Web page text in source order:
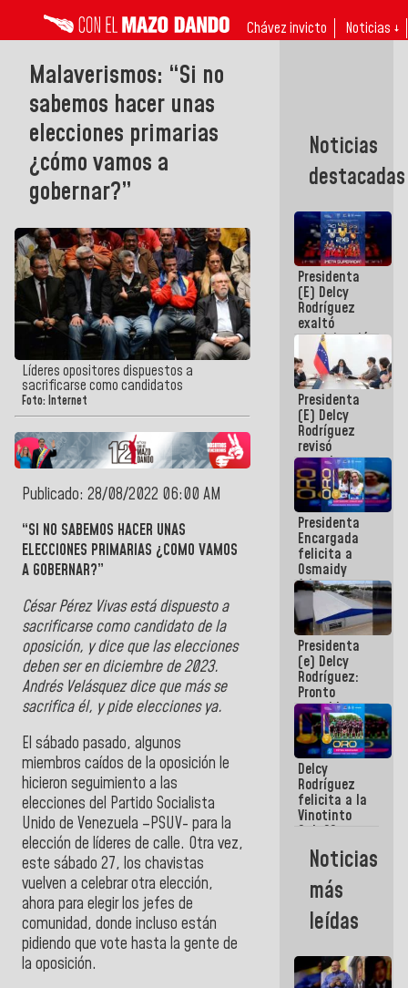
Chávez invicto Noticias ↓
Malaverismos: “Si no
sabemos hacer unas
elecciones primarias
¿cómo vamos a
gobernar?”
Líderes opositores dispuestos a
sacrificarse como candidatos
Foto: Internet
Publicado: 28/08/2022 06:00 AM
“SI NO SABEMOS HACER UNAS
ELECCIONES PRIMARIAS ¿COMO VAMOS
A GOBERNAR?”
César Pérez Vivas está dispuesto a
sacrificarse como candidato de la
oposición, y dice que las elecciones
deben ser en diciembre de 2023.
Andrés Velásquez dice que más se
sacrifica él, y pide elecciones ya.
El sábado pasado, algunos
miembros caídos de la oposición le
hicieron seguimiento a las
elecciones del Partido Socialista
Unido de Venezuela –PSUV- para la
elección de líderes de calle. Otra vez,
este sábado 27, los chavistas
vuelven a celebrar otra elección,
ahora para elegir los jefes de
comunidad, donde incluso están
pidiendo que vote hasta la gente de
la oposición.
Noticias
destacadas
Presidenta
(E) Delcy
Rodríguez
exaltó
participación
de
Venezuela
en Juegos
Centroamericanos
y del Caribe
2026
Presidenta
(E) Delcy
Rodríguez
revisó
agenda
económica y
ejecución de
fondos de
emergencia
post-sismos
Presidenta
Encargada
felicita a
Osmaidy
Arias y
Giraly
Marcano por
hacer
historia en
los
Centroamericanos
Presidenta
(e) Delcy
Rodríguez:
Pronto
restableceremos
las
operaciones
en el
Aeropuerto
Internacional
de
Maiquetía
Delcy
Rodríguez
felicita a la
Vinotinto
Sub 20
campeona
frente
México Sub
23 en los
Centroamericanos
Noticias
más
leídas